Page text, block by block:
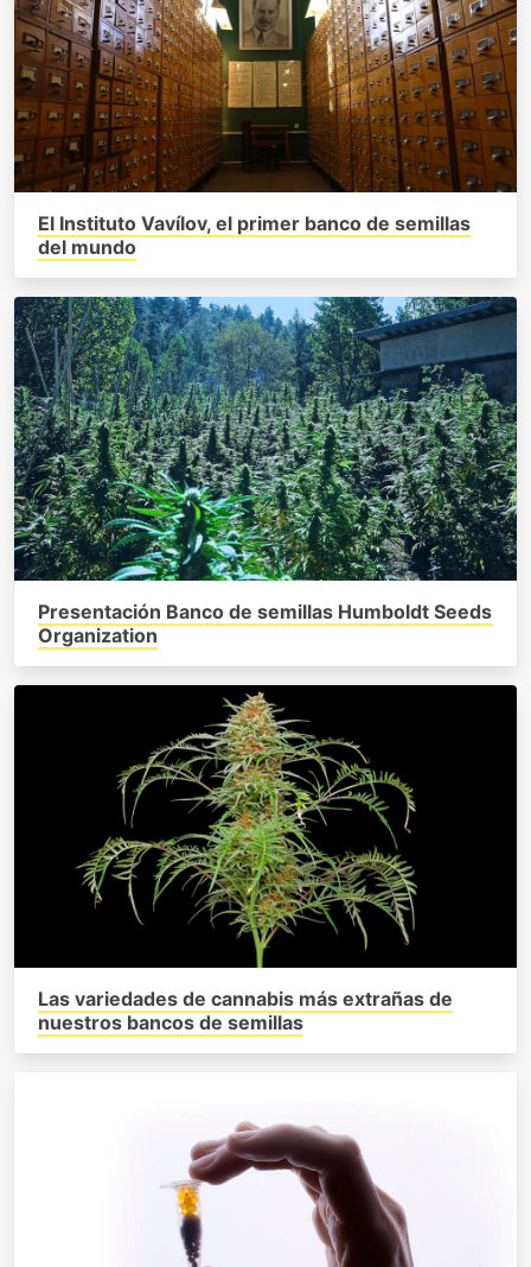
El Instituto Vavílov, el primer banco de semillas
del mundo
Presentación Banco de semillas Humboldt Seeds
Organization
Las variedades de cannabis más extrañas de
nuestros bancos de semillas